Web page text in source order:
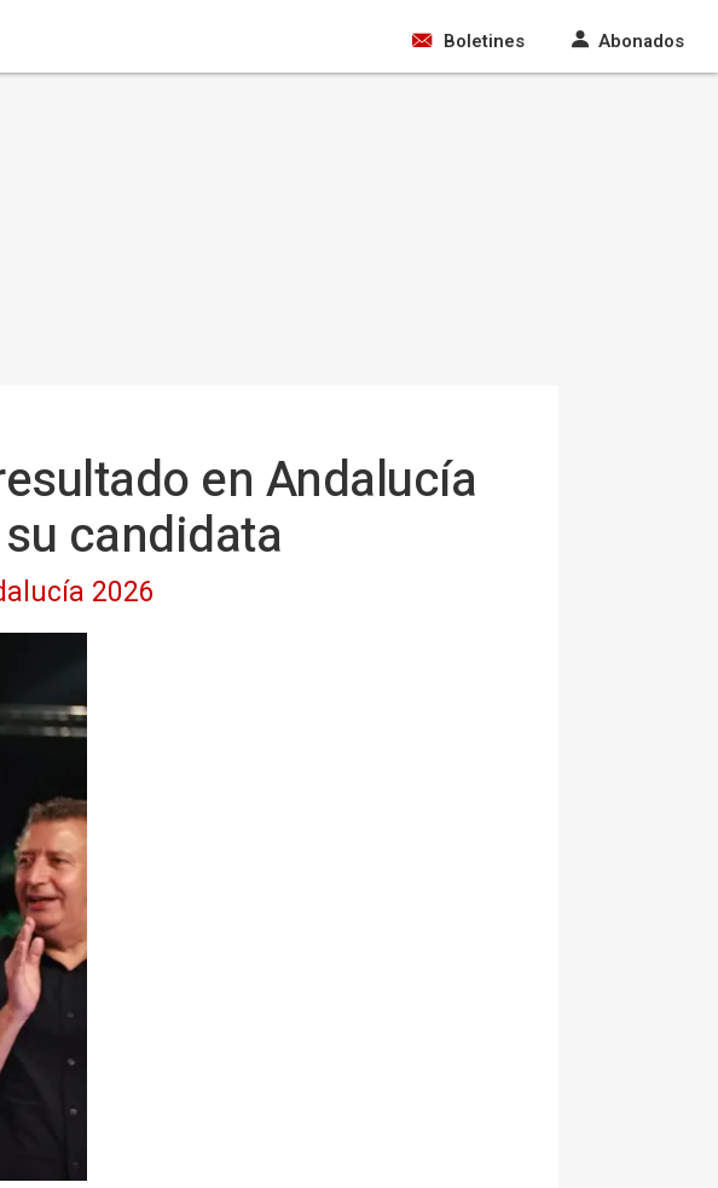
Boletines Abonados
en Andalucía
candidata
2026